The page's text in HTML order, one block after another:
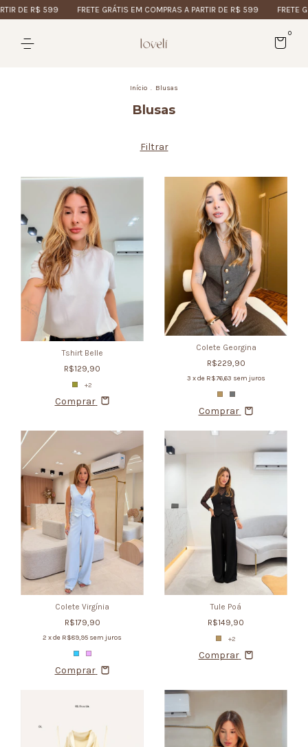
599 FRETE GRÁTIS EM COMPRAS A PARTIR DE R$ 599 FRETE GRÁTIS
0
Início . Blusas
Blusas
Filtrar
Tshirt Belle
R$129,90
+2
Comprar
Colete Georgina
R$229,90
3 x de R$76,63 sem juros
Comprar
Colete Virgínia
R$179,90
2 x de R$89,95 sem juros
Comprar
Tule Poá
R$149,90
+2
Comprar